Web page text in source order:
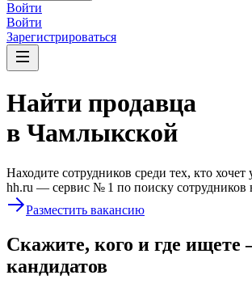
Войти
Войти
Зарегистрироваться
Найти продавца
в Чамлыкской
Находите сотрудников среди тех, кто хочет
hh.ru — сервис № 1 по поиску сотрудников
Разместить вакансию
Скажите, кого и где
кандидатов